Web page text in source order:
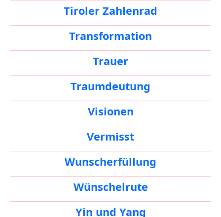
Tiroler Zahlenrad
Transformation
Trauer
Traumdeutung
Visionen
Vermisst
Wunscherfüllung
Wünschelrute
Yin und Yang